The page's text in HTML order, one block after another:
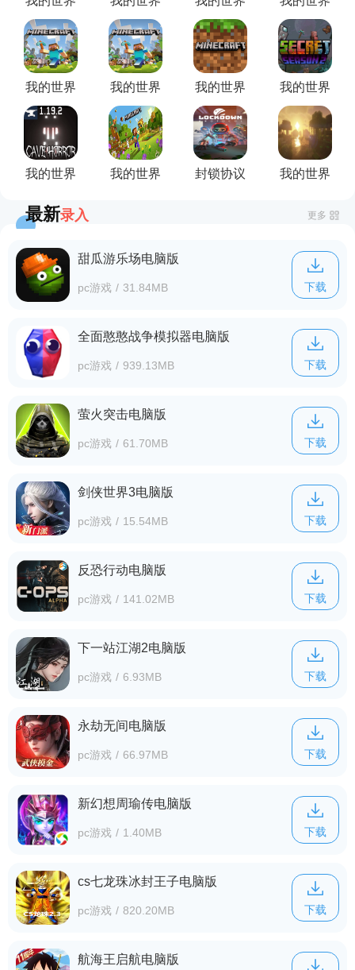
现代空岛
3整合包
全物品仓
库存档
寻找失踪
的桶哥地
图
马载末影
箱MOD
我的世界
我的传奇
整合包
我的世界
工业模组
我的世界
龙之进化
MOD
我的世界
四季秘境
2模组
我的世界
整合包
我的世界
封锁协议
我的世界
光影包
更多
最新录入
甜瓜游乐场电脑版
pc游戏 / 31.84MB 下载
全面憨憨战争模拟器电脑版
pc游戏 / 939.13MB 下载
萤火突击电脑版
pc游戏 / 61.70MB 下载
剑侠世界3电脑版
pc游戏 / 15.54MB 下载
反恐行动电脑版
pc游戏 / 141.02MB 下载
下一站江湖2电脑版
pc游戏 / 6.93MB 下载
永劫无间电脑版
pc游戏 / 66.97MB 下载
新幻想周瑜传电脑版
pc游戏 / 1.40MB 下载
cs七龙珠冰封王子电脑版
pc游戏 / 820.20MB 下载
航海王启航电脑版